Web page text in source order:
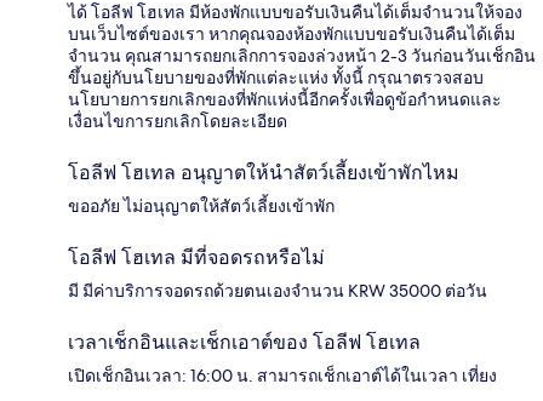
ได้ โอลีฟ โฮเทล มีห้องพักแบบขอรับเงินคืนได้เต็มจำนวนให้จอง
บนเว็บไซต์ของเรา หากคุณจองห้องพักแบบขอรับเงินคืนได้เต็ม
จำนวน คุณสามารถยกเลิกการจองล่วงหน้า 2-3 วันก่อนวันเช็กอิน
ขึ้นอยู่กับนโยบายของที่พักแต่ละแห่ง ทั้งนี้ กรุณาตรวจสอบ
นโยบายการยกเลิกของที่พักแห่งนี้อีกครั้งเพื่อดูข้อกำหนดและ
เงื่อนไขการยกเลิกโดยละเอียด
โอลีฟ โฮเทล อนุญาตให้นำสัตว์เลี้ยงเข้าพักไหม
ขออภัย ไม่อนุญาตให้สัตว์เลี้ยงเข้าพัก
โอลีฟ โฮเทล มีที่จอดรถหรือไม่
มี มีค่าบริการจอดรถด้วยตนเองจำนวน KRW 35000 ต่อวัน
เวลาเช็กอินและเช็กเอาต์ของ โอลีฟ โฮเทล
เปิดเช็กอินเวลา: 16:00 น. สามารถเช็กเอาต์ได้ในเวลา เที่ยง